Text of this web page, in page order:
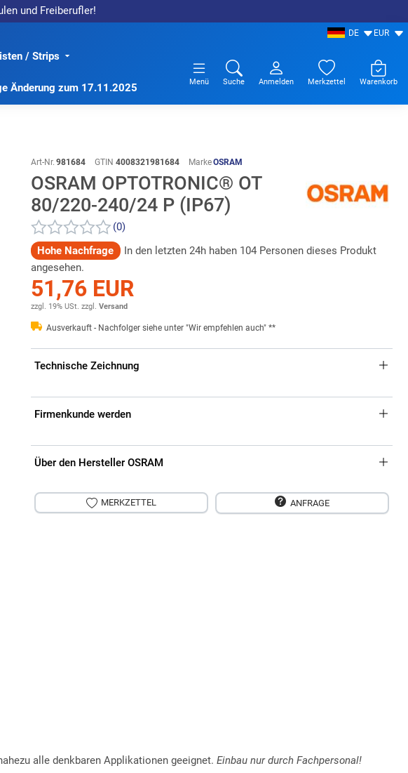
und Freiberufler!
DE EUR
/ Strips
Änderung zum 17.11.2025 Menü Suche Anmelden Merkzettel Warenkorb
Art-Nr. 981684 GTIN 4008321981684 MarkeOSRAM
OSRAM OPTOTRONIC® OT
80/220-240/24 P (IP67)
(0)
Hohe Nachfrage
In den letzten 24h haben 104 Personen dieses Produkt
angesehen.
51,76 EUR
zzgl. 19% USt. zzgl. Versand
Ausverkauft - Nachfolger siehe unter "Wir empfehlen auch" **
Technische Zeichnung
Firmenkunde werden
Über den Hersteller OSRAM
MERKZETTEL ANFRAGE
alle denkbaren Applikationen geeignet. Einbau nur durch Fachpersonal!